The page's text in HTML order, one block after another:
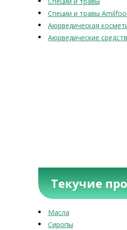
Специи и травы
Аюрведическая
Аюрведические
Текучие
Масла
Сиропы